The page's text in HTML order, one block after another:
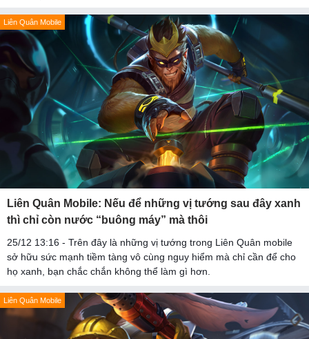
Liên Quân Mobile
Liên Quân Mobile: Nếu để những vị tướng sau đây xanh
thì chỉ còn nước “buông máy” mà thôi
25/12 13:16 - Trên đây là những vị tướng trong Liên Quân mobile
sở hữu sức mạnh tiềm tàng vô cùng nguy hiểm mà chỉ cần để cho
họ xanh, bạn chắc chắn không thể làm gì hơn.
Liên Quân Mobile